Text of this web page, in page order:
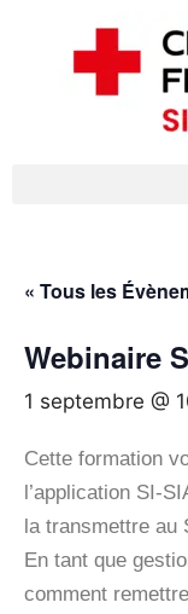
« Tous les
Webinaire
1 septembre @
Cette formation
l’application SI-
la transmettre au
En tant que
comment